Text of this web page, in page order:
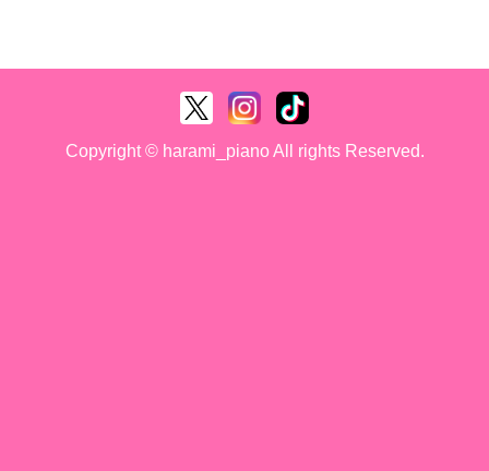
Copyright © harami_piano All rights Reserved.